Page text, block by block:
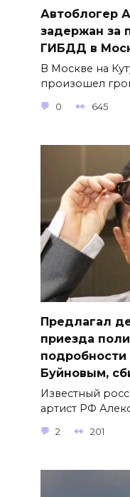
Автоблогер
задержан за
ГИБДД в
В Москве на
произошел
0 645
Предлагал
приезда
Буйновым,
Известный
артист РФ
2 201